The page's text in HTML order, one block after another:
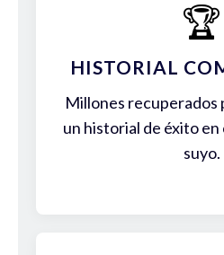
🏆
HISTORIAL
Millones recuperados
un historial de éxito en
suyo.